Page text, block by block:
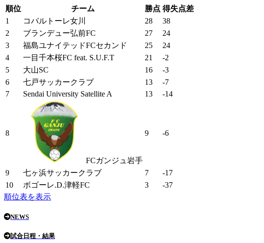
順位 チーム 勝点 得失点差
1
コバルトーレ女川 28
38
2
ブランデュー弘前FC 27
24
3
福島ユナイテッドFCセカンド 25
24
4
一目千本桜FC feat. S.U.F.T 21
-2
5
大山SC 16
-3
6
七戸サッカークラブ 13
-7
7
Sendai University Satellite A 13 -14
8
FCガンジュ岩手
9 -6
9 七ヶ浜サッカークラブ 7
-17
10
ボゴーレ.D.津軽FC 3
-37
順位表を表示
NEWS
試合日程・結果